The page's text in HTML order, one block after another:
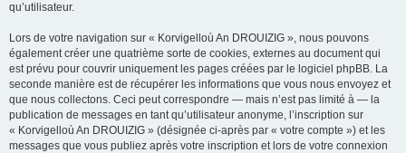
qu’utilisateur.
Lors de votre navigation sur « Korvigelloù An DROUIZIG », nous pouvons
également créer une quatrième sorte de cookies, externes au document qui
est prévu pour couvrir uniquement les pages créées par le logiciel phpBB. La
seconde manière est de récupérer les informations que vous nous envoyez et
que nous collectons. Ceci peut correspondre — mais n’est pas limité à — la
publication de messages en tant qu’utilisateur anonyme, l’inscription sur
« Korvigelloù An DROUIZIG » (désignée ci-après par « votre compte ») et les
messages que vous publiez après votre inscription et lors de votre connexion